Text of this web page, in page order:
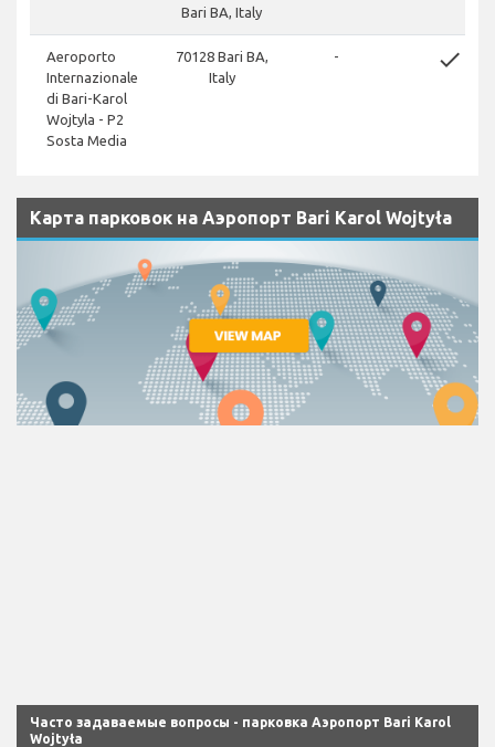
Bari BA, Italy
Aeroporto
Internazionale
di Bari-Karol
Wojtyla - P2
Sosta Media
70128 Bari BA,
Italy
- done
Карта парковок на Аэропорт Bari Karol Wojtyła
Часто задаваемые вопросы - парковка Аэропорт Bari Karol
Wojtyła